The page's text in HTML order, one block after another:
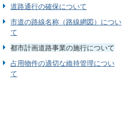
道路通行の確保について
市道の路線名称（路線網図）につい
て
都市計画道路事業の施行について
占用物件の適切な維持管理につい
て